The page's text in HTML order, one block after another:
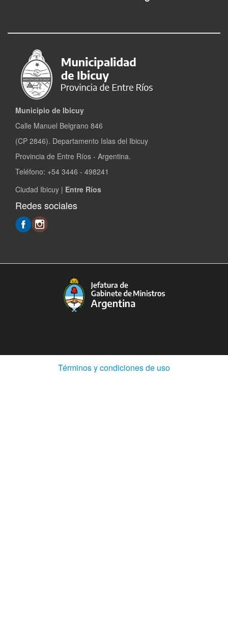
Municipio de Ibicuy
Calle Manuel Belgrano 846
(CP 2846). Departamento Islas del Ibicuy
Provincia de Entre Ríos - Argentina.
Teléfono: +54 3446 - 498241
Ciudad Ibicuy | Entre Ríos
Redes sociales
Términos y condiciones de uso(Abre